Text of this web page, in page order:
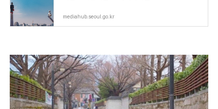
mediahub.seoul.go.kr